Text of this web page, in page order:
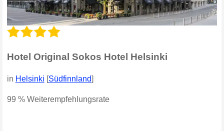
Hotel Original Sokos Hotel Helsinki
in Helsinki [Südfinnland]
99 % Weiterempfehlungsrate